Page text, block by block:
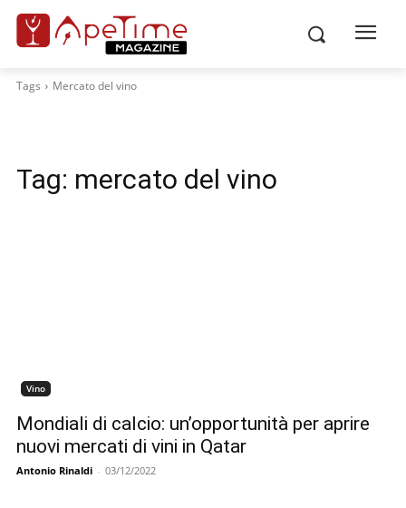
Tags Mercato del vino
Tag: mercato del vino
Vino
Mondiali di calcio: un’opportunità per aprire
nuovi mercati di vini in Qatar
Antonio Rinaldi - 03/12/2022